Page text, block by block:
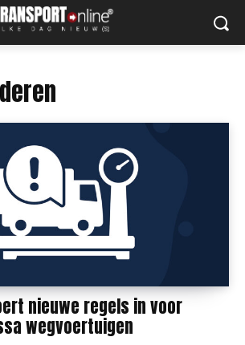
nieuwe regels in voor
wegvoertuigen